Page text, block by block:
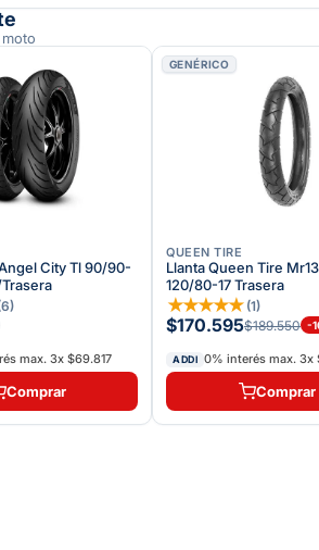
City Tl 90/90-
6)
max. 3x $69.817
Comprar
GENÉRICO
QUEEN TIRE
Llanta Queen Tire
120/80-17 Trasera
★★★★★ (1)
$170.595$189.550 -
ADDI 0% interés max. 3x
Comprar